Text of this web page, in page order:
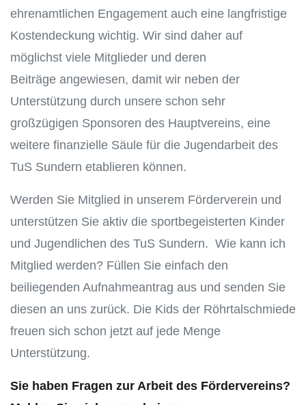
ehrenamtlichen Engagement auch eine langfristige
Kostendeckung wichtig. Wir sind daher auf
möglichst viele Mitglieder und deren
Beiträge angewiesen, damit wir neben der
Unterstützung durch unsere schon sehr
großzügigen Sponsoren des Hauptvereins, eine
weitere finanzielle Säule für die Jugendarbeit des
TuS Sundern etablieren können.
Werden Sie Mitglied in unserem Förderverein und
unterstützen Sie aktiv die sportbegeisterten Kinder
und Jugendlichen des TuS Sundern. Wie kann ich
Mitglied werden? Füllen Sie einfach den
beiliegenden Aufnahmeantrag aus und senden Sie
diesen an uns zurück. Die Kids der Röhrtalschmiede
freuen sich schon jetzt auf jede Menge
Unterstützung.
Sie haben Fragen zur Arbeit des Fördervereins?